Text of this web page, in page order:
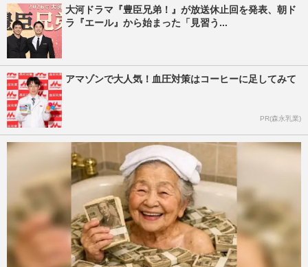
大河ドラマ『豊臣兄弟！』が放送休止回を発表、朝ド
ラ『エール』から始まった「見習う...
アマゾンで大人気！血圧対策はコーヒーに足してみて
PR(森永乳業)